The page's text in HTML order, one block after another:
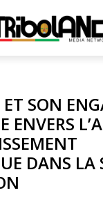
ET SON
ENVERS
DANS LA